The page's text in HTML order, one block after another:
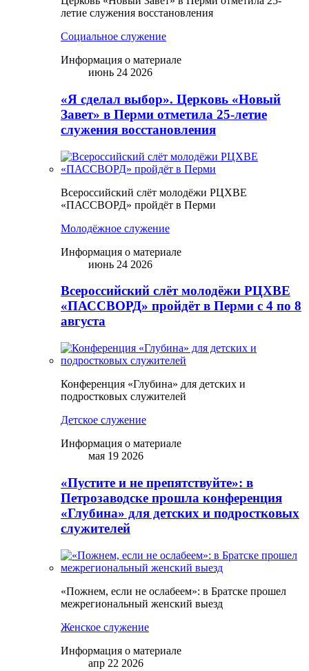
летие служения восстановления
Социальное служение
Информация о материале
июнь 24 2026
«Я сделал выбор». Церковь «Новый
Завет» в Перми отметила 25-летие
служения восстановления
Всероссийский слёт молодёжи РЦХВЕ
«ПАССВОРД» пройдёт в Перми
Молодёжное служение
Информация о материале
июнь 24 2026
Всероссийский слёт молодёжи РЦХВЕ
«ПАССВОРД» пройдёт в Перми с 4 по 8
августа
Конференция «Глубина» для детских и
подростковых служителей
Детское служение
Информация о материале
мая 19 2026
«Пустите и не препятствуйте»: в
Петрозаводске прошла конференция
«Глубина» для детских и подростковых
служителей
«Пожнем, если не ослабеем»: в Братске прошел
межрегиональный женский выезд
Женское служение
Информация о материале
апр 22 2026